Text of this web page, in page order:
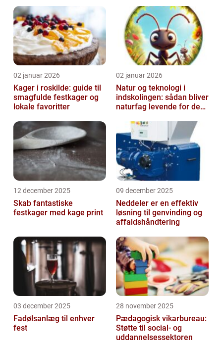
02 januar 2026
Kager i roskilde: guide til
smagfulde festkager og
lokale favoritter
02 januar 2026
Natur og teknologi i
indskolingen: sådan bliver
naturfag levende for de
12 december 2025
Skab fantastiske
festkager med kage print
09 december 2025
Neddeler er en effektiv
løsning til genvinding og
affaldshåndtering
03 december 2025
Fadølsanlæg til enhver
fest
28 november 2025
Pædagogisk vikarbureau:
Støtte til social- og
uddannelsessektoren